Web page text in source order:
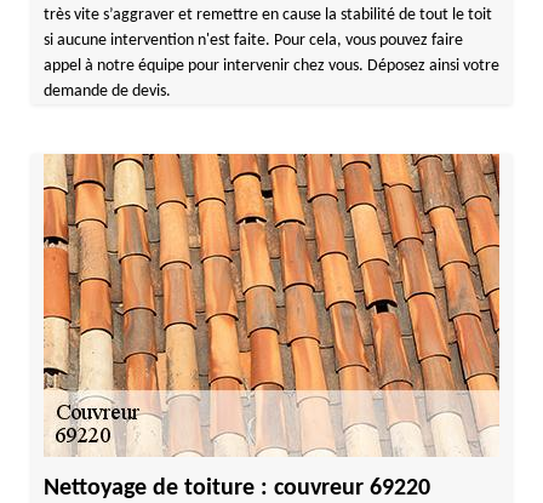
très vite s’aggraver et remettre en cause la stabilité de tout le toit
si aucune intervention n'est faite. Pour cela, vous pouvez faire
appel à notre équipe pour intervenir chez vous. Déposez ainsi votre
demande de devis.
Nettoyage de toiture : couvreur 69220